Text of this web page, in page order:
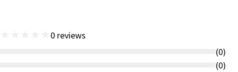
0 reviews
(0)
(0)